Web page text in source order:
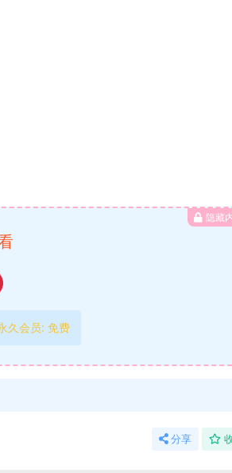
隐藏
久会员: 免费
分享